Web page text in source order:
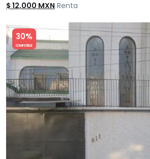
$ 12,000 MXN Renta
30%
COMPATIBLE
Slide 1 of 5